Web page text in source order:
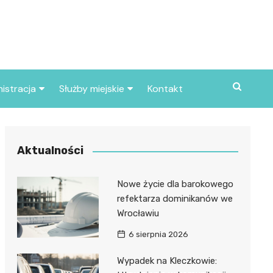
miasta
Służby miejskie
Policja
Kontakt
Aktualności
Nowe życie dla barokowego
refektarza dominikanów we
Wrocławiu
6 sierpnia 2026
Wypadek na Kleczkowie: